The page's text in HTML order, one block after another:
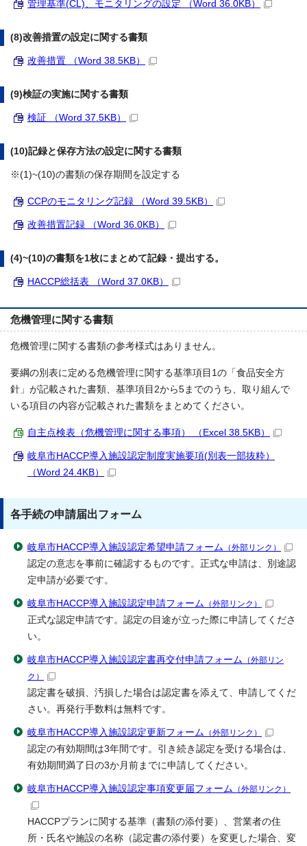
管理基準(CL)、モニタリングの設定 （Word 36.0KB）
(8)改善措置の設定に関する書類
改善措置 （Word 38.5KB）
(9)検証の実施に関する書類
検証 （Word 37.5KB）
(10)記録と保存方法の設定に関する書類
※(1)~(10)の書類の保存期間を設定する
CCPのモニタリング記録 （Word 39.5KB）
改善措置記録 （Word 36.0KB）
(4)~(10)の書類を1枚にまとめて記録・提出する。
HACCP総括表 （Word 37.0KB）
危機管理に関する書類
危機管理に関する書類の参考様式はありません。
要綱の別表に定める危機管理に関する基準項目1の「食品安全方
針」が記載された書類、基準項目2から5までのうち、取り組んで
いる項目の内容が記載された書類をまとめてください。
自主点検表（危機管理に関する事項） （Excel 38.5KB）
岐阜市HACCP導入施設認定制度実施要項(別表一部抜粋）
（Word 24.4KB）
各手続の申請届出フォーム
岐阜市HACCP導入施設認定希望申請フォーム （外部リンク）
認定の意志を事前に確認するものです。正式な申請は、別途認
定申請が必要です。
岐阜市HACCP導入施設認定申請フォーム （外部リンク）
正式な認定申請です。認定の目途が立った際に申請してくださ
い。
岐阜市HACCP導入施設認定書再交付申請フォーム （外部リン
ク）
認定書を破損、汚損した場合は認定書を添えて、申請してくだ
さい。再発行手数料は無料です。
岐阜市HACCP導入施設認定更新フォーム （外部リンク）
認定の有効期間は3年間です。引き続き認定を受ける場合は、
有効期間満了日の3か月前までに申請してください。
岐阜市HACCP導入施設認定事項変更届フォーム （外部リンク）
HACCPプランに関する基準（書類の添付要）、営業者の住
所・氏名や施設の名称（認定書の添付要）を変更した場合、変